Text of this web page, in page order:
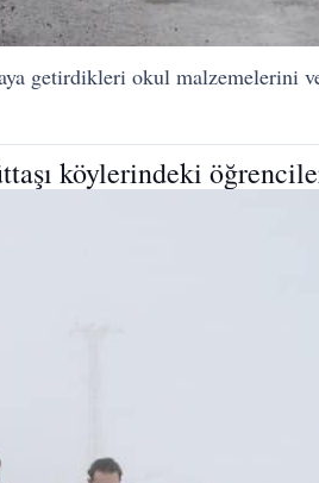
getirdikleri okul malzemelerini
köylerindeki